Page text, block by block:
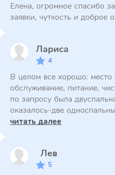
Елена, огромное спасибо
заявки, чуткость и доброе
Лариса
4
В целом все хорошо: место
обслуживание, питание,
по запросу была
оказалось-две
читать далее
Лев
5